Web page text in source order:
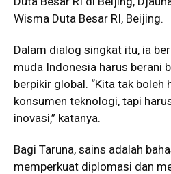
Wisma Duta Besar RI, Beijing.
Dalam dialog singkat itu, ia
muda Indonesia harus berani
berpikir global. “Kita tak boleh
konsumen teknologi, tapi
inovasi,” katanya.
Bagi Taruna, sains adalah
memperkuat diplomasi dan